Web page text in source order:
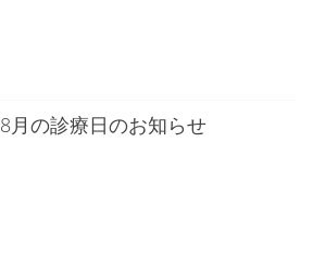
8月の診療日のお知らせ